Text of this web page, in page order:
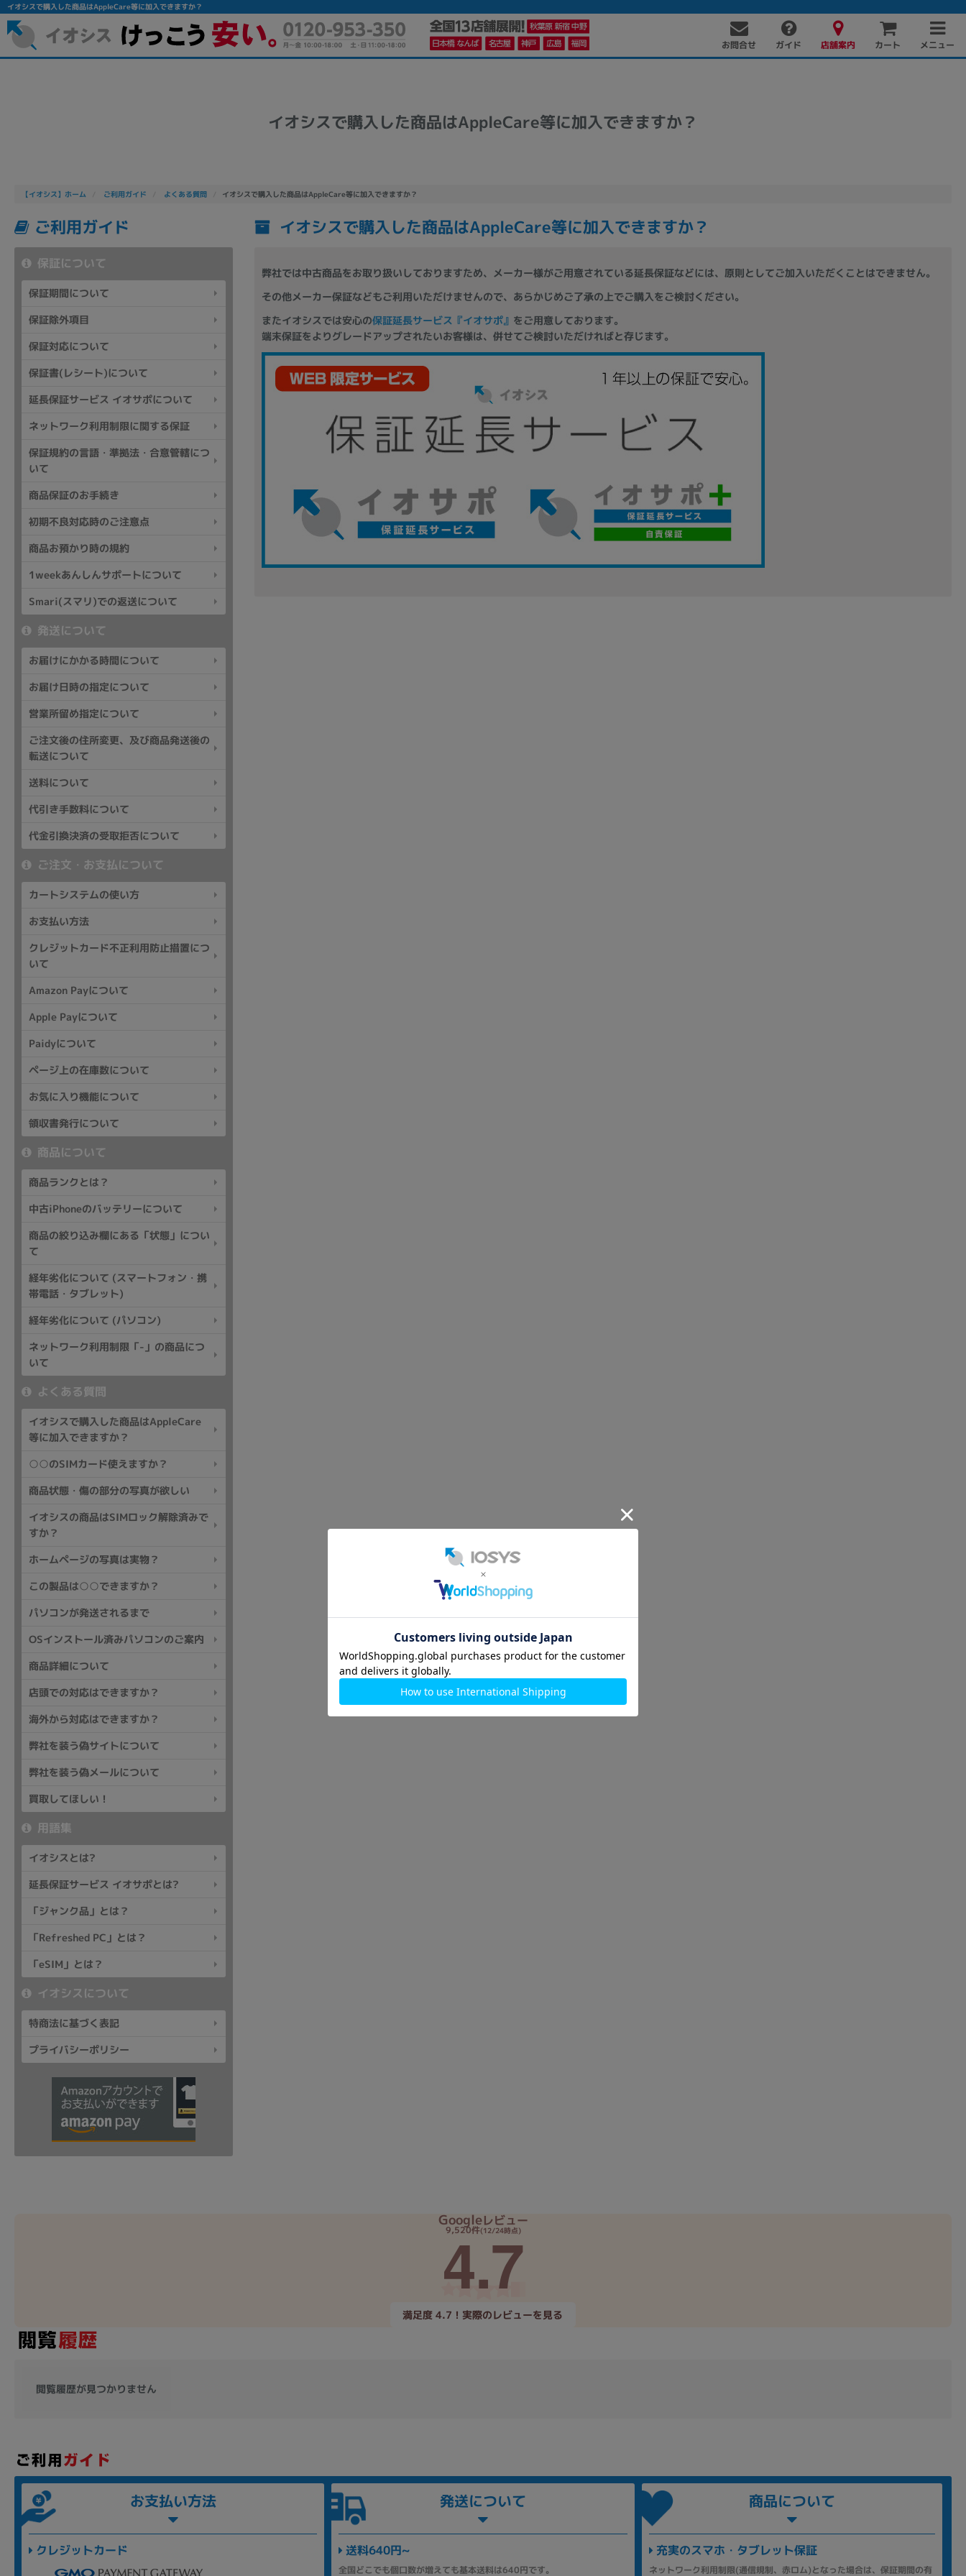
イオシスで購入した商品はAppleCare等に加入できますか？
お問合せ ガイド 店舗案内 カート メニュー
イオシスで購入した商品はAppleCare等に加入できますか？
【イオシス】ホーム ご利用ガイド よくある質問 イオシスで購入した商品はAppleCare等に加入できますか？
イオシスで購入した商品はAppleCare等に加入できますか？
弊社では中古商品をお取り扱いしておりますため、メーカー様がご用意されている延長保証などには、原則としてご加入いただくことはできません。
その他メーカー保証などもご利用いただけませんので、あらかじめご了承の上でご購入をご検討ください。
またイオシスでは安心の保証延長サービス『イオサポ』 をご用意しております。
端末保証をよりグレードアップされたいお客様は、併せてご検討いただければと存じます。
ご利用ガイド
保証について
保証期間について
保証除外項目
保証対応について
保証書(レシート)について
延長保証サービス イオサポについて
ネットワーク利用制限に関する保証
保証規約の言語・準拠法・合意管轄につ
いて
商品保証のお手続き
初期不良対応時のご注意点
商品お預かり時の規約
1weekあんしんサポートについて
Smari(スマリ)での返送について
発送について
お届けにかかる時間について
お届け日時の指定について
営業所留め指定について
ご注文後の住所変更、及び商品発送後の
転送について
送料について
代引き手数料について
代金引換決済の受取拒否について
ご注文・お支払について
カートシステムの使い方
お支払い方法
クレジットカード不正利用防止措置につ
いて
Amazon Payについて
Apple Payについて
Paidyについて
ページ上の在庫数について
お気に入り機能について
領収書発行について
商品について
商品ランクとは？
中古iPhoneのバッテリーについて
商品の絞り込み欄にある「状態」につい
て
経年劣化について (スマートフォン・携
帯電話・タブレット)
経年劣化について (パソコン)
ネットワーク利用制限「-」の商品につ
いて
よくある質問
イオシスで購入した商品はAppleCare
等に加入できますか？
○○のSIMカード使えますか？
商品状態・傷の部分の写真が欲しい
イオシスの商品はSIMロック解除済みで
すか？
ホームページの写真は実物？
この製品は○○できますか？
パソコンが発送されるまで
OSインストール済みパソコンのご案内
商品詳細について
店頭での対応はできますか？
海外から対応はできますか？
弊社を装う偽サイトについて
弊社を装う偽メールについて
買取してほしい！
用語集
イオシスとは?
延長保証サービス イオサポとは?
「ジャンク品」とは？
「Refreshed PC」とは？
「eSIM」とは？
イオシスについて
特商法に基づく表記
プライバシーポリシー
Googleレビュー
9,520件(12/24時点)
4.7
満足度 4.7！実際のレビューを見る
閲覧履歴が見つかりません
お支払い方法
クレジットカード
発送について
送料640円~
全国どこでも個口数が増えても基本送料は640円です。
商品について
充実のスマホ・タブレット保証
ネットワーク利用制限(通信規制、赤ロム)となった場合は、保証期間の有
かんたんパソコン検索に切り替える
フリーワード
除外ワード ノートPC デスクPC モニター PC周辺機器
シリーズ
Thinkpad VAIO
aspire Inspiron macbook
メーカー
製造、販売メーカーの絞り込み
Apple SONY TOSHIBA Panasonic FUJITSU Lenovo
機能・特徴
商品の搭載機能による絞り込み
Webカメラ内蔵
ドライブ
BD−R BD-ROM DVD-マルチ DVD-ROM DVD±RW
DVDスーパーマルチ
商品状態の絞り込み
新品/未使用 中古
アウトレット
OSの絞り込み
容量
~
価格
各項目のチェックボックスは「or検索」となります。